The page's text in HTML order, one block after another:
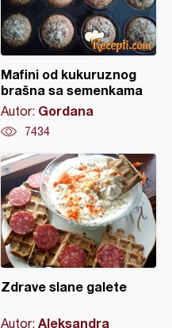
Mafini od kukuruznog
brašna sa semenkama
Autor: Gordana
7434
Zdrave slane galete
Autor: Aleksandra